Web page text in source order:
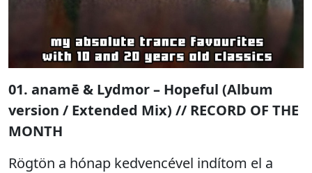
01. anamē & Lydmor – Hopeful (Album
version / Extended Mix) // RECORD OF THE
MONTH
Rögtön a hónap kedvencével indítom el a